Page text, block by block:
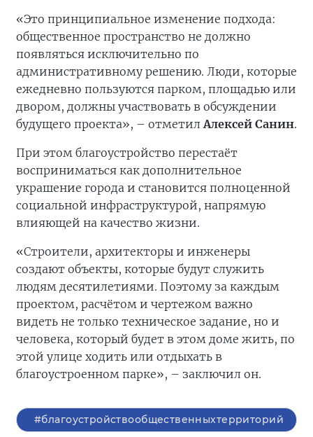
«Это принципиальное изменение подхода:
общественное пространство не должно
появляться исключительно по
административному решению. Люди, которые
ежедневно пользуются парком, площадью или
двором, должны участвовать в обсуждении
будущего проекта», – отметил Алексей Санин.
При этом благоустройство перестаёт
восприниматься как дополнительное
украшение города и становится полноценной
социальной инфраструктурой, напрямую
влияющей на качество жизни.
«Строители, архитекторы и инженеры
создают объекты, которые будут служить
людям десятилетиями. Поэтому за каждым
проектом, расчётом и чертежом важно
видеть не только техническое задание, но и
человека, который будет в этом доме жить, по
этой улице ходить или отдыхать в
благоустроенном парке», – заключил он.
#благоустройствообщественныхтерриторий